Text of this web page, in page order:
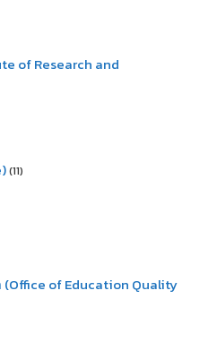
of Research and
(11)
of Education Quality